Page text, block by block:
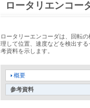
ロータリエンコー
ロータリーエンコーダは、回転
理して位置、速度などを検出す
考資料を示します。
概要
参考資料